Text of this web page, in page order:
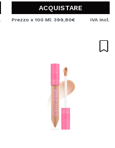
ACQUISTARE
Prezzo x 100 Ml: 399,80€ IVA Incl.